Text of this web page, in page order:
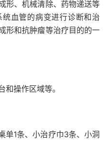
形、机械清除、药物递送等
血管的病变进行诊断和治
形和抗肿瘤等治疗目的的一
操作区域等。
单1条、小治疗巾3条、小洞